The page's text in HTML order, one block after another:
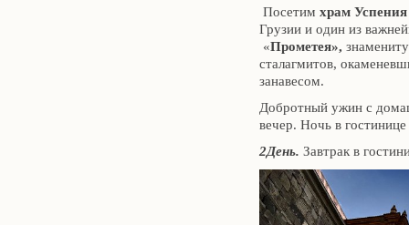
Посетим храм
Грузии и один из
«Прометея»,
сталагмитов,
занавесом.
Добротный ужин с
вечер. Ночь в
2День. Завтрак в